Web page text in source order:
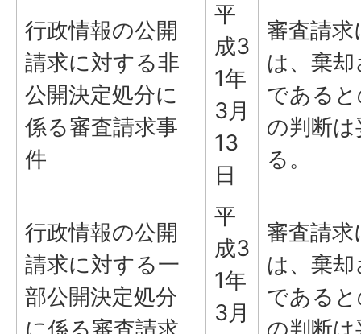
行政情報の公開
請求に対する非
公開決定処分に
係る審査請求事
件
平
成3
1年
3月
13
日
審査請
は、棄
である
の判断
る。
行政情報の公開
請求に対する一
部公開決定処分
平
成3
1年
3月
審査請
は、棄
である